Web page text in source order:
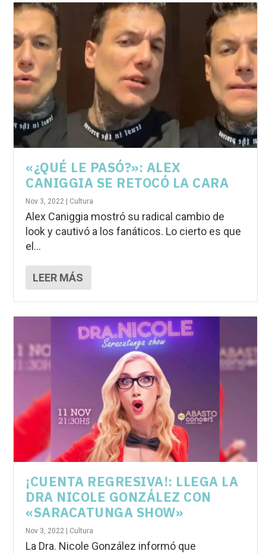
«¿QUÉ LE PASÓ?»: ALEX
CANIGGIA SE RETOCÓ LA CARA
Nov 3, 2022 Cultura
Alex Caniggia mostró su radical cambio de
look y cautivó a los fanáticos. Lo cierto es que
el...
LEER MÁS
¡CUENTA REGRESIVA!: LLEGA LA
DRA NICOLE GONZÁLEZ CON
«SARACATUNGA SHOW»
Nov 3, 2022 Cultura
La Dra. Nicole González informó que